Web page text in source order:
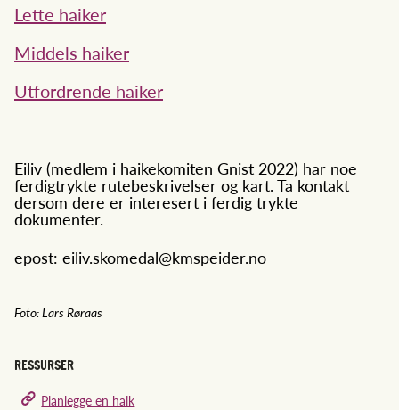
Lette haiker
Middels haiker
Utfordrende haiker
Eiliv (medlem i haikekomiten Gnist 2022) har noe
ferdigtrykte rutebeskrivelser og kart. Ta kontakt
dersom dere er interesert i ferdig trykte
dokumenter.
epost: eiliv.skomedal@kmspeider.no
Foto: Lars Røraas
RESSURSER
Planlegge en haik